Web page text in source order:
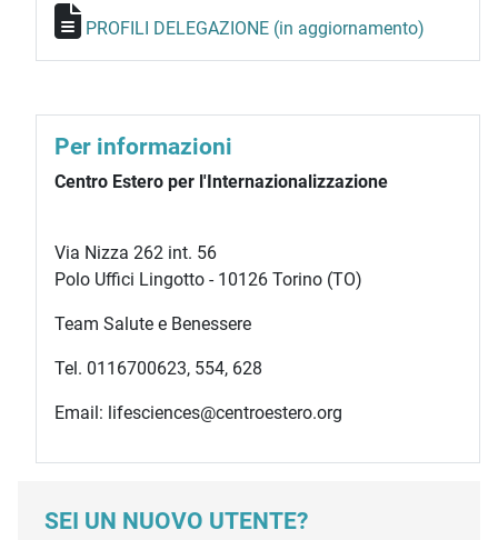
PROFILI DELEGAZIONE (in aggiornamento)
Per informazioni
Centro Estero per l'Internazionalizzazione
Via Nizza 262 int. 56
Polo Uffici Lingotto - 10126 Torino (TO)
Team Salute e Benessere
Tel. 0116700623, 554, 628
Email: lifesciences@centroestero.org
SEI UN NUOVO UTENTE?